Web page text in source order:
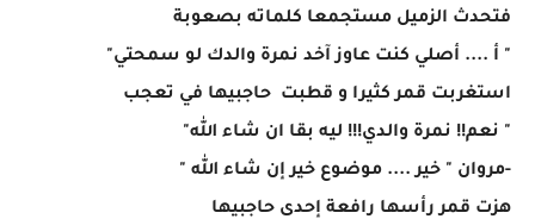
فتحدث الزميل مستجمعا كلماته بصعوبة
" أ .... أصلي كنت عاوز آخد نمرة والدك لو سمحتي"
استغربت قمر كثيرا و قطبت حاجبيها في تعجب
" نعم!! نمرة والدي!!! ليه بقا ان شاء الله"
-مروان " خير .... موضوع خير إن شاء الله "
هزت قمر رأسها رافعة إحدى حاجبيها